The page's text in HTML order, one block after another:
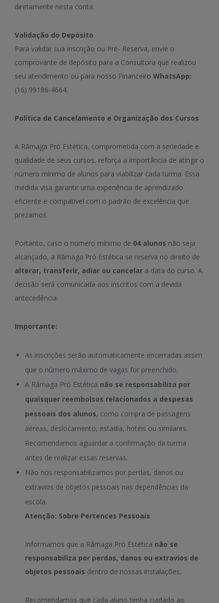
diretamente nesta conta.
Validação do Depósito
Para validar sua inscrição ou Pré- Reserva, envie o
comprovante de depósito para a Consultora que realizou
seu atendimento ou para nosso Financeiro WhatsApp:
(16) 99186-4664.
Política de Cancelamento e Organização dos Cursos
A Rãmaga Pró Estética, comprometida com a seriedade e
qualidade de seus cursos, reforça a importância de atingir o
número mínimo de alunos para viabilizar cada turma. Essa
medida visa garantir uma experiência de aprendizado
eficiente e compatível com o padrão de excelência que
prezamos.
Portanto, caso o número mínimo de 04 alunos não seja
alcançado, a Rãmaga Pró Estética se reserva no direito de
alterar, transferir, adiar ou cancelar a data do curso. A
decisão será comunicada aos inscritos com a devida
antecedência.
Importante:
As inscrições serão automaticamente encerradas assim
que o número máximo de vagas for preenchido.
A Rãmaga Pró Estética não se responsabiliza por
quaisquer reembolsos relacionados a despesas
pessoais dos alunos, como compra de passagens
aéreas, deslocamento, estadia, hotéis ou similares.
Recomendamos aguardar a confirmação da turma
antes de realizar essas reservas.
Não nos responsabilizamos por perdas, danos ou
extravios de objetos pessoais nas dependências da
escola.
Atenção: Sobre Pertences Pessoais
Informamos que a Rãmaga Pró Estética não se
responsabiliza por perdas, danos ou extravios de
objetos pessoais dentro de nossas instalações.
Recomendamos que cada aluno tenha cuidado ao